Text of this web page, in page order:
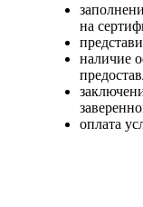
на
наличие
оплата